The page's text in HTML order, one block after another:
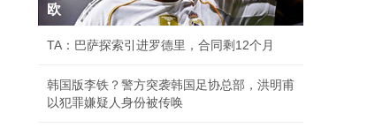
欧
TA：巴萨探索引进罗德里，合同剩12个月
韩国版李铁？警方突袭韩国足协总部，洪明甫
以犯罪嫌疑人身份被传唤